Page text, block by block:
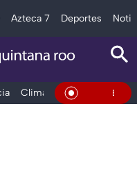
Azteca 7 Deportes
Clima Tráfico En Vivo